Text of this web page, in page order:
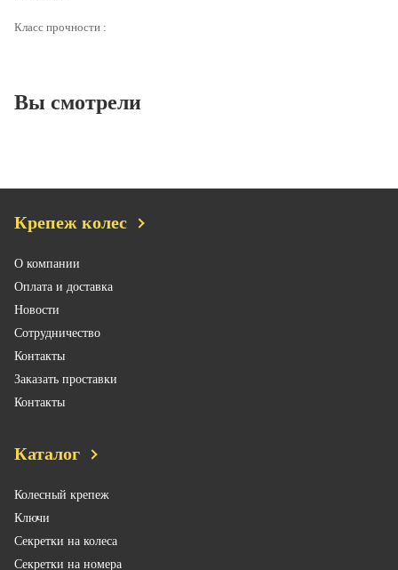
Класс прочности :
Вы смотрели
Крепеж колес
О компании
Оплата и доставка
Новости
Сотрудничество
Контакты
Заказать проставки
Контакты
Каталог
Колесный крепеж
Ключи
Секретки на колеса
Секретки на номера